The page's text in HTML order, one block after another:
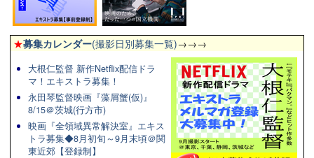
★募集カレンダー(撮影日別募集一覧)→→→
大根仁監督 新作Netflix配信ドラ
マ！エキストラ募集！
永田琴監督映画『藻屑蟹(仮)』
8/15＠茨城(行方市)
映画『全領域異常解決室』エキス
トラ募集◆8月初旬～9月末頃＠関
東近郊【登録制】